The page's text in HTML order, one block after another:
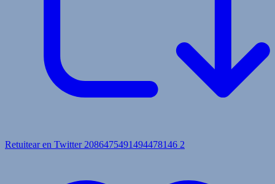
Retuitear en Twitter 2086475491494478146 2